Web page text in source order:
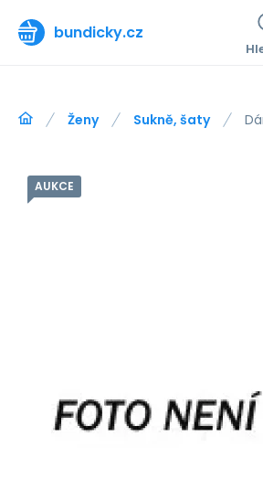
bundicky.cz
Ženy Sukně, šaty
AUKCE